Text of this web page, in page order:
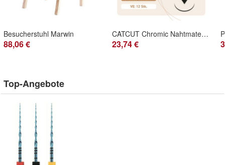
Besucherstuhl Marwin
88,06 €
CATCUT Chromic Nahtmaterial USP 3-0 EP-3 DS-26 - 75 - 12 Stück
23,74 €
Top-Angebote